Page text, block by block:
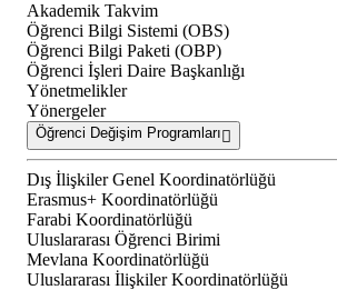
Akademik Takvim
Öğrenci Bilgi Sistemi (OBS)
Öğrenci Bilgi Paketi (OBP)
Öğrenci İşleri Daire Başkanlığı
Yönetmelikler
Yönergeler
Öğrenci Değişim Programları
Dış İlişkiler Genel Koordinatörlüğü
Erasmus+ Koordinatörlüğü
Farabi Koordinatörlüğü
Uluslararası Öğrenci Birimi
Mevlana Koordinatörlüğü
Uluslararası İlişkiler Koordinatörlüğü